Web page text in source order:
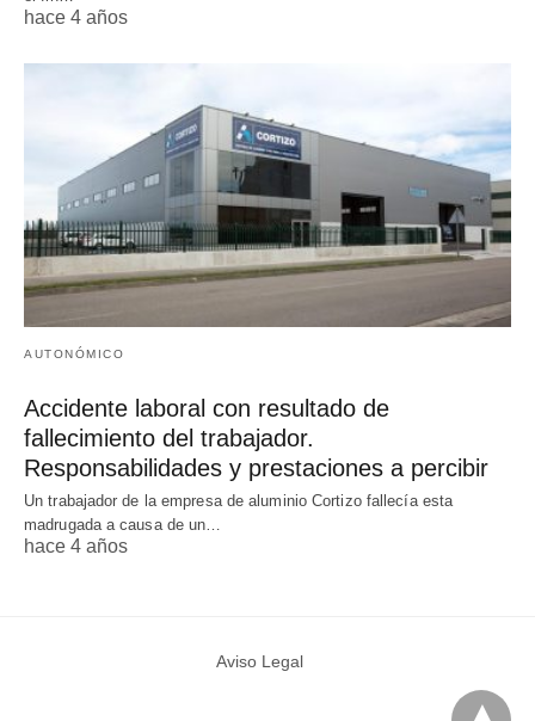
hace 4 años
AUTONÓMICO
Accidente laboral con resultado de
fallecimiento del trabajador.
Responsabilidades y prestaciones a percibir
Un trabajador de la empresa de aluminio Cortizo fallecía esta
madrugada a causa de un…
hace 4 años
Aviso Legal